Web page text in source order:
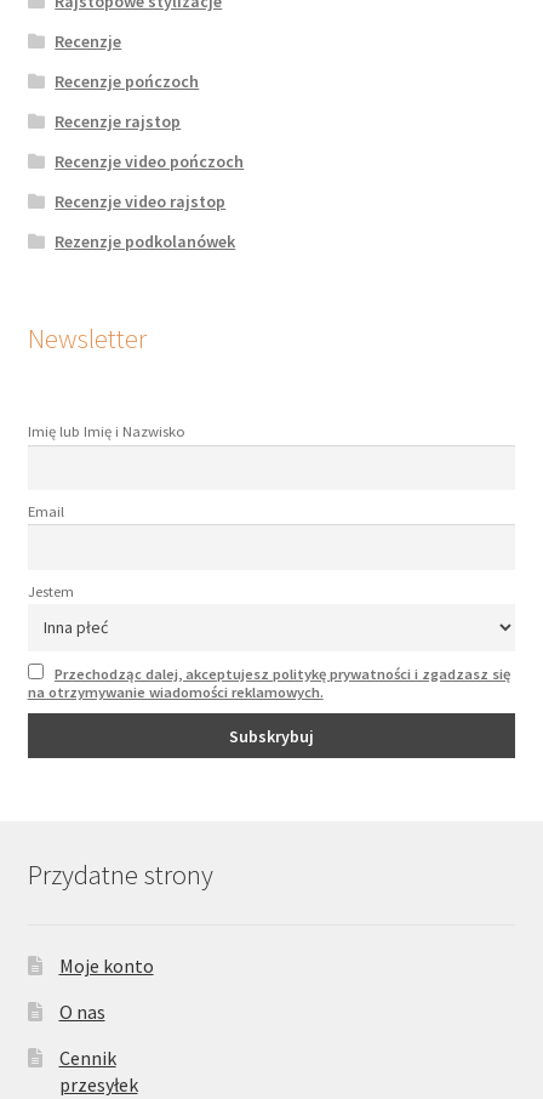
Recenzje
Recenzje pończoch
Recenzje rajstop
Recenzje video pończoch
Recenzje video rajstop
Rezenzje podkolanówek
Newsletter
Imię lub Imię i Nazwisko
Email
Jestem
Przechodząc dalej, akceptujesz politykę prywatności i zgadzasz się
na otrzymywanie wiadomości reklamowych.
Przydatne strony
Moje konto
O nas
Cennik
przesyłek